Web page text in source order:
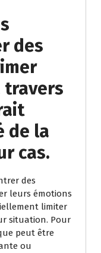
des
travers
de la
cas.
des
leurs émotions
limiter
situation. Pour
peut être
ou